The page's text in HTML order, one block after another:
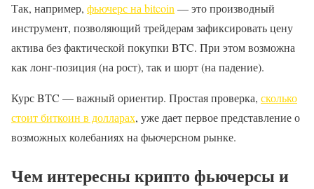
Так, например, фьючерс на bitcoin— это производный
инструмент, позволяющий трейдерам зафиксировать цену
актива без фактической покупки BTC. При этом возможна
как лонг-позиция (на рост), так и шорт (на падение).
Курс BTC — важный ориентир. Простая проверка, сколько
стоит биткоин в долларах, уже дает первое представление о
возможных колебаниях на фьючерсном рынке.
Чем интересны крипто фьючерсы и